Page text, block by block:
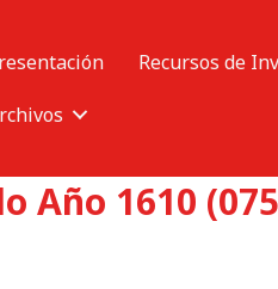
Recursos de
Año 1610